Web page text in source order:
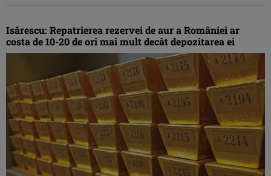
Isărescu: Repatrierea rezervei de aur a României ar
costa de 10-20 de ori mai mult decât depozitarea ei